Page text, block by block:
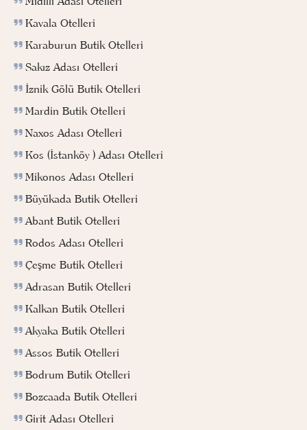
Kavala Otelleri
Karaburun Butik Otelleri
Sakız Adası Otelleri
İznik Gölü Butik Otelleri
Mardin Butik Otelleri
Naxos Adası Otelleri
Kos (İstanköy ) Adası Otelleri
Mikonos Adası Otelleri
Büyükada Butik Otelleri
Abant Butik Otelleri
Rodos Adası Otelleri
Çeşme Butik Otelleri
Adrasan Butik Otelleri
Kalkan Butik Otelleri
Akyaka Butik Otelleri
Assos Butik Otelleri
Bodrum Butik Otelleri
Bozcaada Butik Otelleri
Girit Adası Otelleri